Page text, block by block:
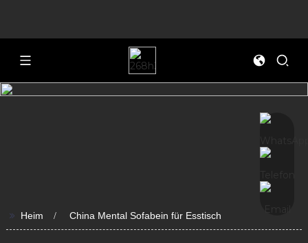
>> Heim China Mental Sofabein für Esstisch